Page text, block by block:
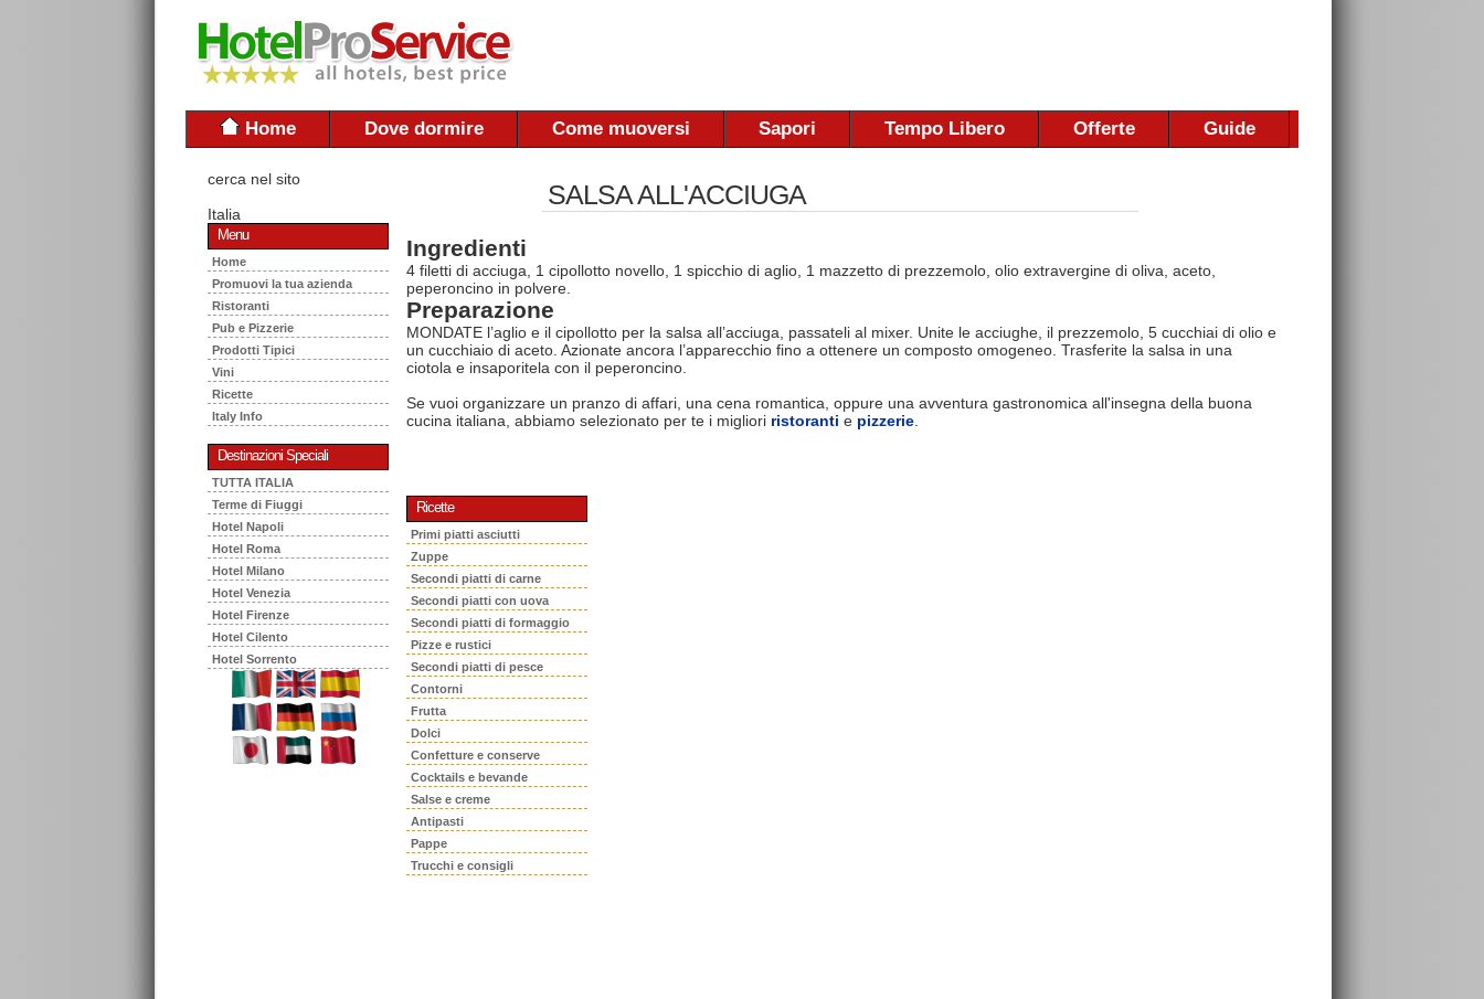
Home Dove dormire Come muoversi Sapori Tempo Libero Offerte Guide
cerca nel sito
Italia
Menu
Home
Promuovi la tua azienda
Ristoranti
Pub e Pizzerie
Prodotti Tipici
Vini
Ricette
Italy Info
Destinazioni Speciali
TUTTA ITALIA
Terme di Fiuggi
Hotel Napoli
Hotel Roma
Hotel Milano
Hotel Venezia
Hotel Firenze
Hotel Cilento
Hotel Sorrento
SALSA ALL'ACCIUGA
Ingredienti
4 filetti di acciuga, 1 cipollotto novello, 1 spicchio di aglio, 1 mazzetto di prezzemolo, olio extravergine di oliva, aceto,
peperoncino in polvere.
Preparazione
MONDATE l’aglio e il cipollotto per la salsa all’acciuga, passateli al mixer. Unite le acciughe, il prezzemolo, 5 cucchiai di olio e
un cucchiaio di aceto. Azionate ancora l’apparecchio fino a ottenere un composto omogeneo. Trasferite la salsa in una
ciotola e insaporitela con il peperoncino.
Se vuoi organizzare un pranzo di affari, una cena romantica, oppure una avventura gastronomica all'insegna della buona
cucina italiana, abbiamo selezionato per te i migliori ristoranti e pizzerie
Ricette
Primi piatti asciutti
Zuppe
Secondi piatti di carne
Secondi piatti con uova
Secondi piatti di formaggio
Pizze e rustici
Secondi piatti di pesce
Contorni
Frutta
Dolci
Confetture e conserve
Cocktails e bevande
Salse e creme
Antipasti
Pappe
Trucchi e consigli